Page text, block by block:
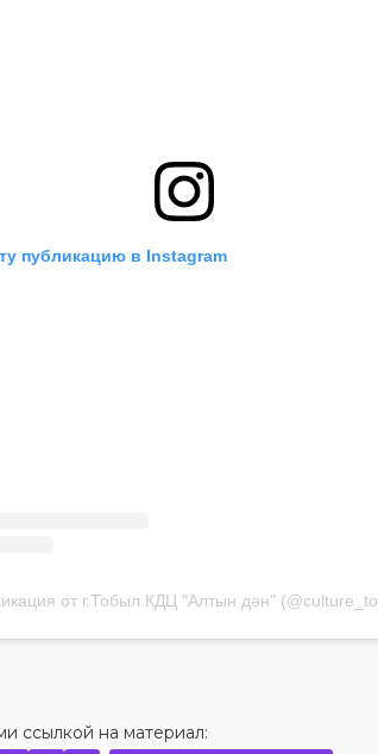
публикацию в Instagram
от г.Тобыл КДЦ "Алтын дән"
ссылкой на материал: